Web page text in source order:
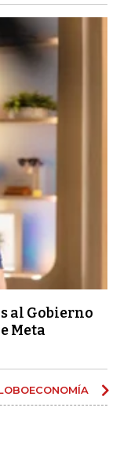
al Gobierno
Meta